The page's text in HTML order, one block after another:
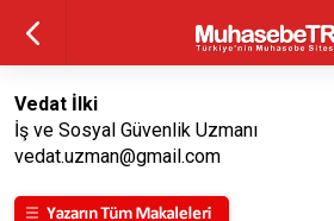
Vedat İlki
İş ve Sosyal Güvenlik Uzmanı
vedat.uzman@gmail.com